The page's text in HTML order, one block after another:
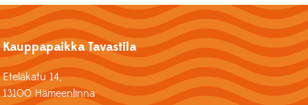
Kauppapaikka Tavastila
Eteläkatu 14,
13100 Hämeenlinna